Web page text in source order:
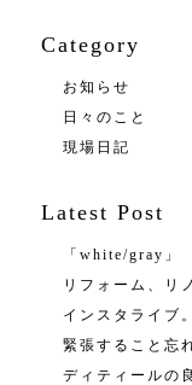
Category
お知らせ
日々のこと
現場日記
Latest Post
「white/gray」
リフォーム、リ
インスタライブ。
緊張すること忘
ディティールの